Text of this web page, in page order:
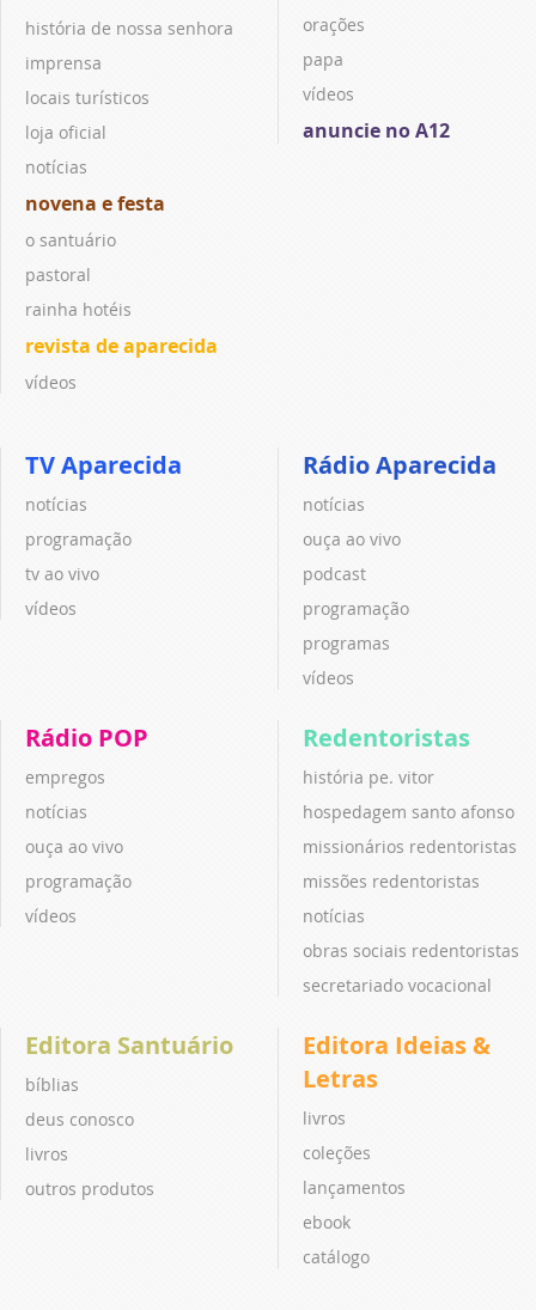
história de nossa senhora
imprensa
locais turísticos
loja oficial
notícias
novena e festa
o santuário
pastoral
rainha hotéis
revista de aparecida
vídeos
orações
papa
vídeos
anuncie no A12
TV Aparecida
notícias
programação
tv ao vivo
vídeos
Rádio Aparecida
notícias
ouça ao vivo
podcast
programação
programas
vídeos
Rádio POP
empregos
notícias
ouça ao vivo
programação
vídeos
Redentoristas
história pe. vitor
hospedagem santo afonso
missionários redentoristas
missões redentoristas
notícias
obras sociais redentoristas
secretariado vocacional
Editora Santuário
bíblias
deus conosco
livros
outros produtos
Editora Ideias &
Letras
livros
coleções
lançamentos
ebook
catálogo